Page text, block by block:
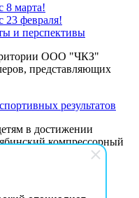
8 марта!
23 февраля!
и перспективы
ООО "ЧКЗ"
представляющих
результатов
в достижении
компрессорный